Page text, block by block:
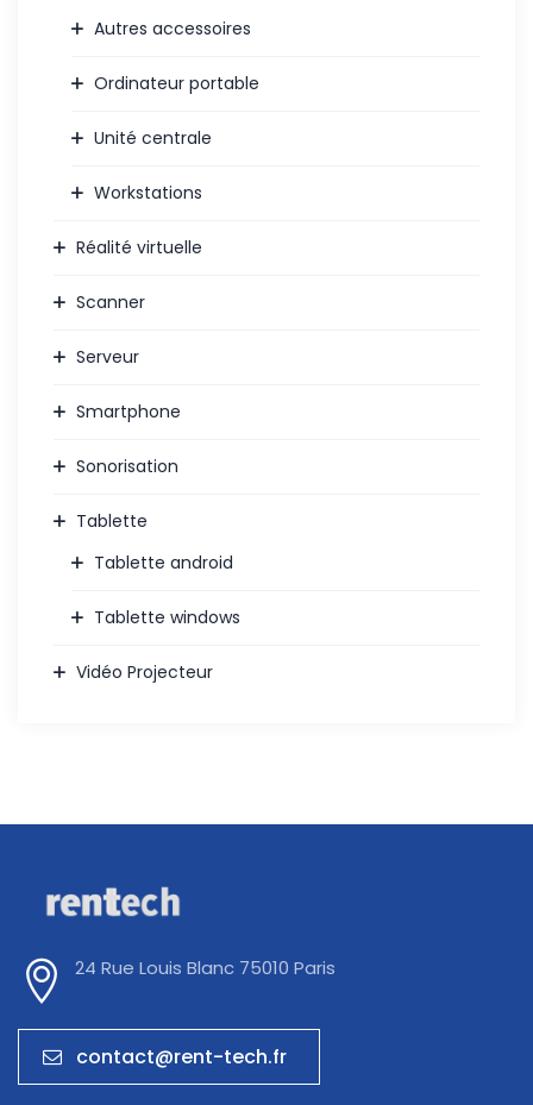
Autres accessoires
Ordinateur portable
Unité centrale
Workstations
Réalité virtuelle
Scanner
Serveur
Smartphone
Sonorisation
Tablette
Tablette android
Tablette windows
Vidéo Projecteur
24 Rue Louis Blanc 75010 Paris
contact@rent-tech.fr